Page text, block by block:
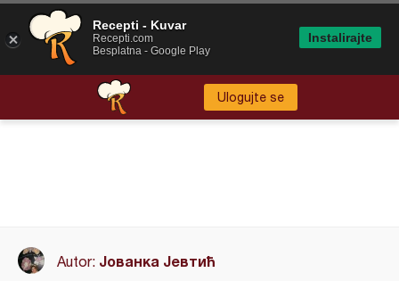
Ulogujte se
Autor: Јованка Јевтић
Recepti - Kuvar
Recepti.com
Besplatna - Google Play
Instalirajte